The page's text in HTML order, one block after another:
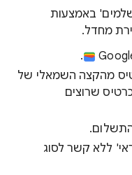
באמצעות
מחדל.
.
מהקצה השמאלי של
שרוצים
ללא קשר לסוג